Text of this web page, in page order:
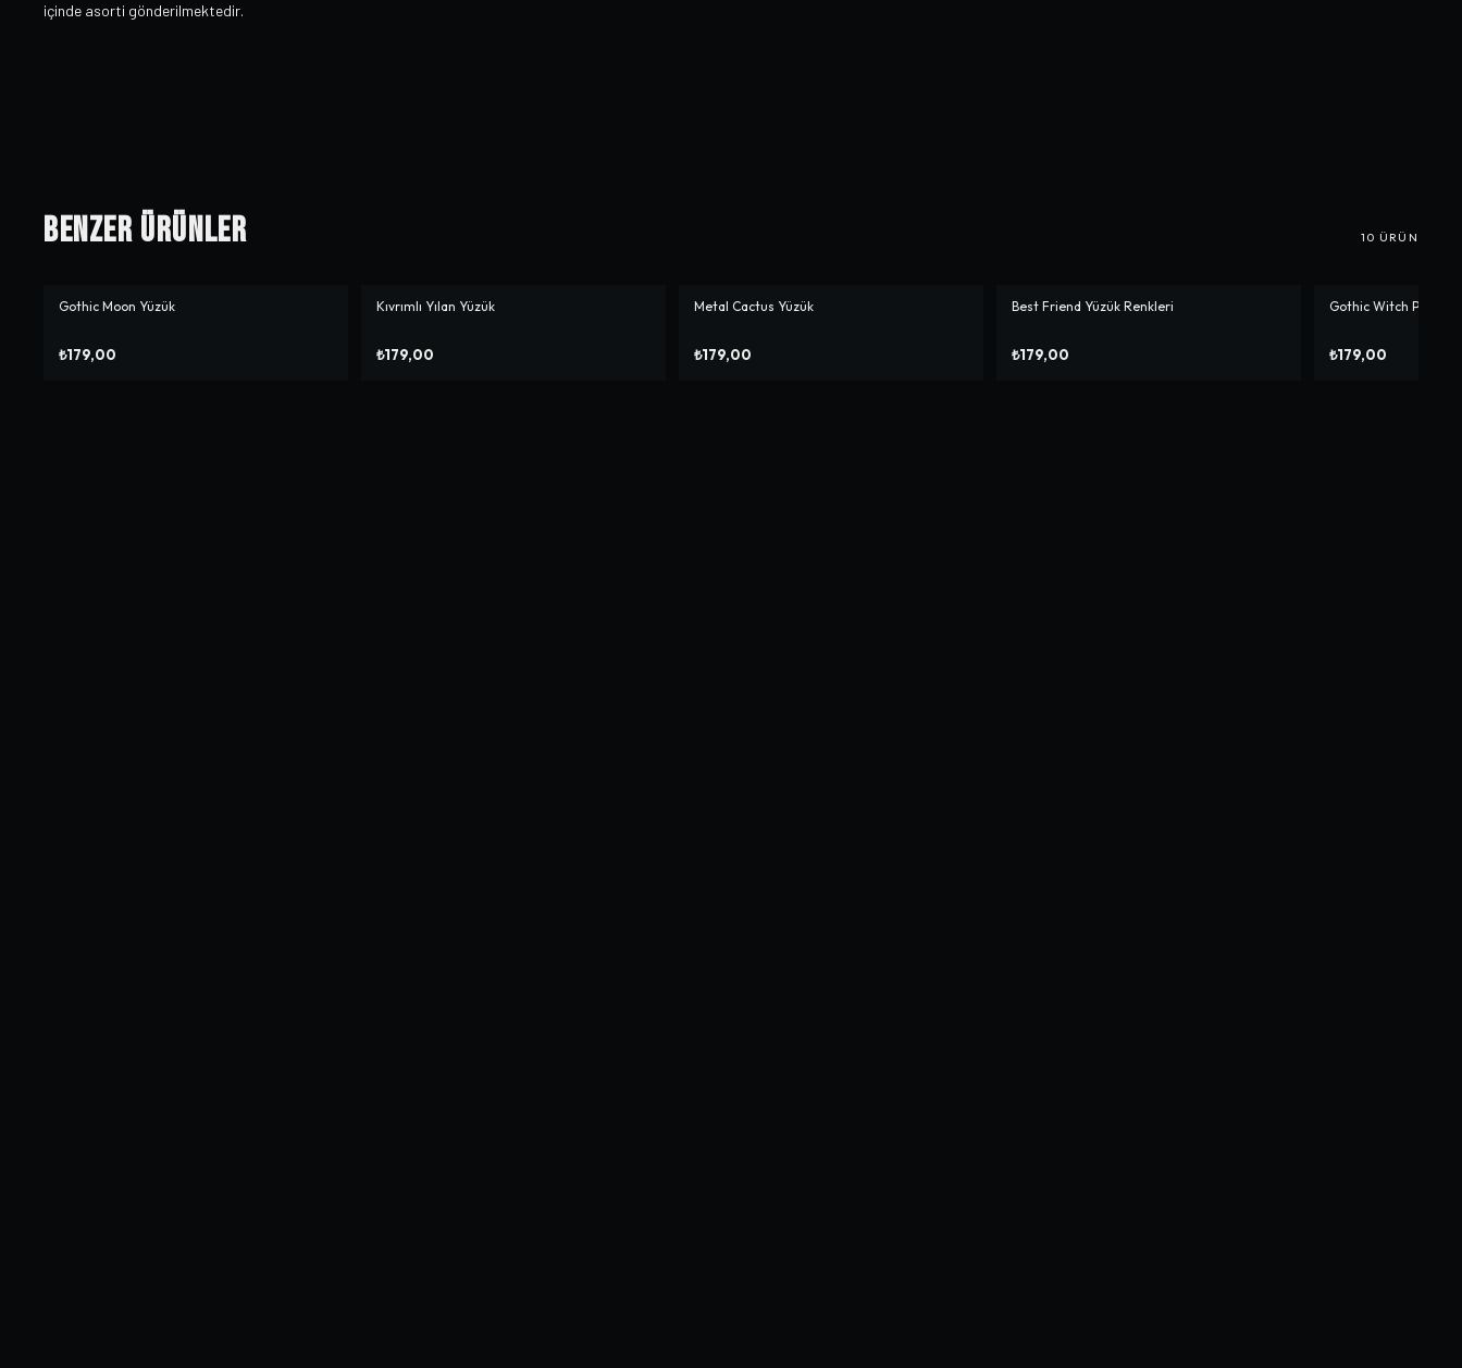
içinde asorti gönderilmektedir.
Benzer Ürünler 10 ÜRÜN
Gothic Moon Yüzük
₺179,00
Kıvrımlı Yılan Yüzük
₺179,00
Metal Cactus Yüzük
₺179,00
Best Friend Yüzük Renkleri
₺179,00
Gothic Witch
₺179,00